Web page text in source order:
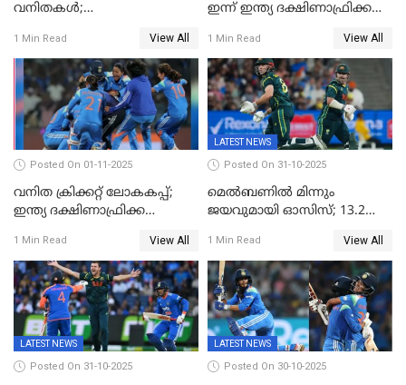
വനിതകൾ;
ഇന്ത്യയ്ക്ക് വനിതാ ക്രിക്കറ്റ്
ലോകകപ്പ്
1 Min Read View All
ഇന്ന് ഇന്ത്യ ദക്ഷിണാഫ്രിക്ക
1 Min Read View All
Posted On 01-11-2025
വനിത ക്രിക്കറ്റ് ലോകകപ്പ്;
ഇന്ത്യ ദക്ഷിണാഫ്രിക്ക
1 Min Read View All
LATEST NEWS
Posted On 31-10-2025
മെൽബണിൽ മിന്നും
ജയവുമായി ഓസിസ്; 13.2
പരമ്പരയിൽ ലീഡ്
1 Min Read View All
LATEST NEWS
Posted On 31-10-2025
LATEST NEWS
Posted On 30-10-2025